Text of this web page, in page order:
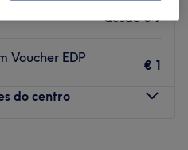
desde € 7
Voucher EDP
€ 1
do centro